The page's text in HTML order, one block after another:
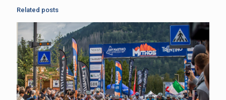
Related posts